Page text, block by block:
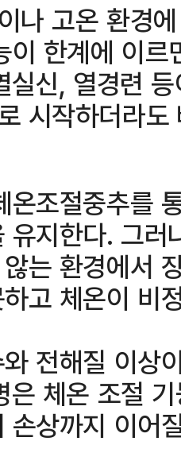
나 고온 환경
이 한계에 이
실신, 열경련
시작하더라
온조절중추를
유지한다. 그
는 환경에서
고 체온이 비
전해질 이상
은 체온 조절
손상까지 이어